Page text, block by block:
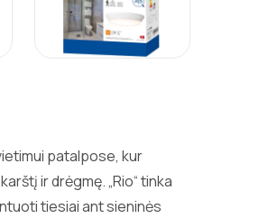
patalpose, kur
ir drėgmę. „Rio“ tinka
tiesiai ant sieninės